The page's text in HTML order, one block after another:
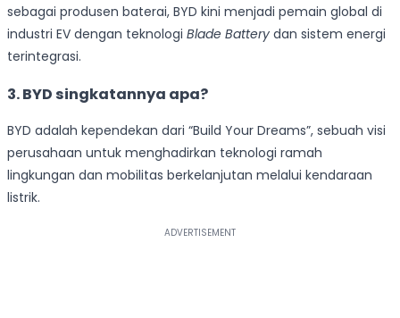
sebagai produsen baterai, BYD kini menjadi pemain global di
industri EV dengan teknologi Blade Battery dan sistem energi
terintegrasi.
3.BYD singkatannya apa?
BYD adalah kependekan dari “Build Your Dreams”, sebuah visi
perusahaan untuk menghadirkan teknologi ramah
lingkungan dan mobilitas berkelanjutan melalui kendaraan
listrik.